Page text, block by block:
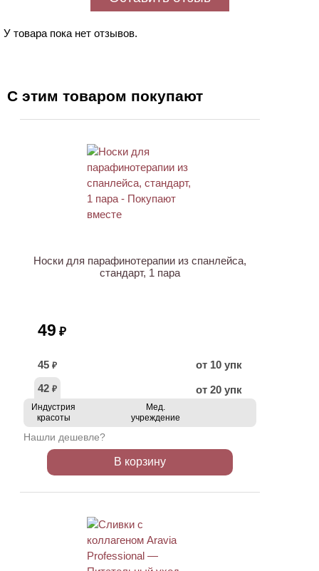
У товара пока нет отзывов.
С этим товаром покупают
Носки для парафинотерапии из спанлейса,
стандарт, 1 пара
49 ₽
45 ₽
от 10 упк
42 ₽ от 20 упк
Индустрия
красоты
Мед.
учреждение
Нашли дешевле?
В корзину